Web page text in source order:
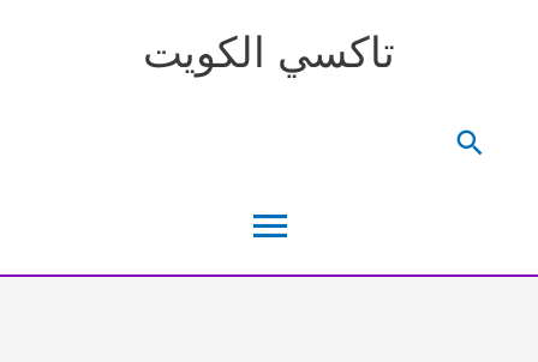
تاكسي الكويت
القائمة
البحث